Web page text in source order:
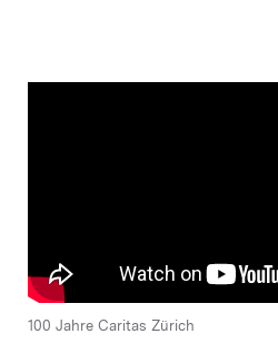
100 Jahre Caritas Zürich